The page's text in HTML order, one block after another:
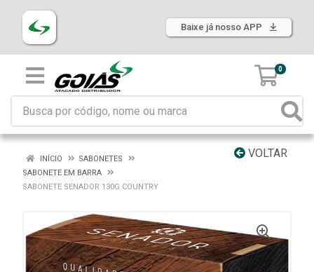
Baixe já nosso APP
0
VOLTAR
INÍCIO
SABONETES
SABONETE EM BARRA
SABONETE SENADOR 130G COUNTRY